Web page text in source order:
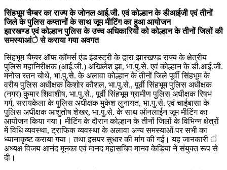
सिंहभूम चैम्बर का राज्य के जोनल आई.जी. एवं कोल्हान के डीआईजी एवं तीनों
जिले के पुलिस कप्तानों के साथ जूम मीटिंग का हुआ आयोजन
झारखण्ड एवं कोल्हान पुलिस के उच्च अधिकारियों को कोल्हान के तीनों जिलों की
समस्याआंे से कराया गया अवगत
सिंहभूम चैम्बर ऑफ कॉमर्स एंड इंडस्ट्री के द्वारा झारखण्ड राज्य के क्षेत्रीय
पुलिस महानिरीक्षक (आई.जी.) अखिलेश झा, भा.पु.से. एवं कोल्हान के डी.आई.जी.
मनोज रतन चोथे, भा.पु.से. के अलावा कोल्हान के तीनों जिले पूर्वी सिंहभूम के
वरीय पुलिस अधीक्षक किशोर कौशल, भा.पु.से., पूर्वी सिंहभूम पुलिस अधीक्षक
(नगर) कुमार शिवाशीष, भा.पु.से., पूर्वी सिंहभूम ग्रामीण पुलिस अधीक्षक रिषभ
गर्ग, सरायकेला के पुलिस अधीक्षक मुकेश लुनायत, भा.पु.से. एवं चाईबासा के
पुलिस अधीक्षक आशुतोष शेखर, भा.पु.से. के साथ ऑनलाईन जूम मीटिंग का
आयोजन किया गया। मीटिंग के दौरान कोल्हान के तीनों जिलों के विभिन्न क्षेत्रों
में विधि व्यवस्था, ट्राफिक व्यवस्था के अलावा अन्य समस्याओं पर सभी का
ध्यानाकृष्ट कराया गया। तथा इसपर सुधार की मांग की गई। यह जानकारी ं
अध्यक्ष विजय आनंद मूनका एवं मानद महासचिव मानव केडिया ने संयुक्त रूप से
दी।